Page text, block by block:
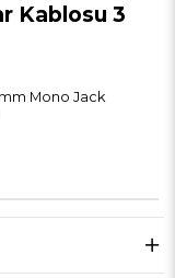
Kablosu 3
Mono Jack